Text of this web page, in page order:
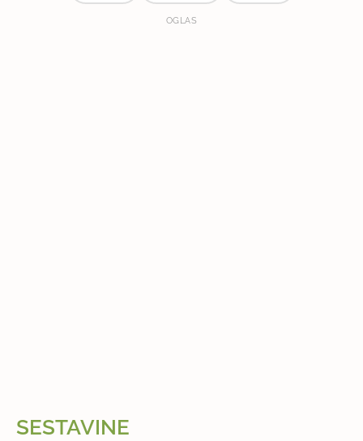
OGLAS
SESTAVINE